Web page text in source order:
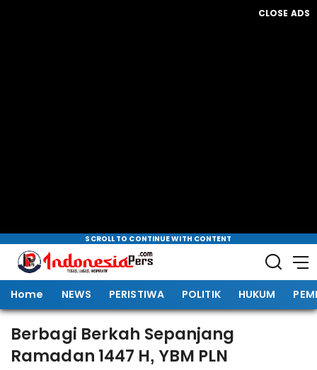
CLOSE ADS
SCROLL TO CONTINUE WITH CONTENT
Home NEWS PERISTIWA POLITIK HUKUM
Berbagi Berkah Sepanjang
Ramadan 1447 H, YBM PLN